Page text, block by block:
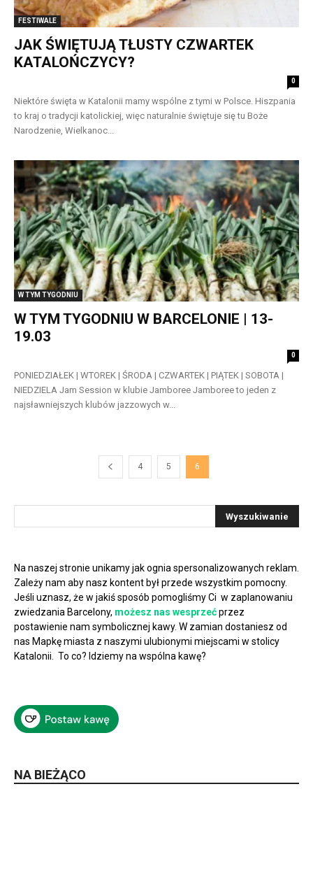
FESTIWALE
JAK ŚWIĘTUJĄ TŁUSTY CZWARTEK
KATALOŃCZYCY?
0
Niektóre święta w Katalonii mamy wspólne z tymi w Polsce. Hiszpania
to kraj o tradycji katolickiej, więc naturalnie świętuje się tu Boże
Narodzenie, Wielkanoc...
W TYM TYGODNIU
W TYM TYGODNIU W BARCELONIE | 13-
19.03
0
PONIEDZIAŁEK | WTOREK | ŚRODA | CZWARTEK | PIĄTEK | SOBOTA |
NIEDZIELA Jam Session w klubie Jamboree Jamboree to jeden z
najsławniejszych klubów jazzowych w...
4 5 6
Na naszej stronie unikamy jak ognia spersonalizowanych reklam.
Zależy nam aby nasz kontent był przede wszystkim pomocny.
Jeśli uznasz, że w jakiś sposób pomogliśmy Ci w zaplanowaniu
zwiedzania Barcelony, możesz nas wesprzećprzez
postawienie nam symbolicznej kawy. W zamian dostaniesz od
nas Mapkę miasta z naszymi ulubionymi miejscami w stolicy
Katalonii. To co? Idziemy na wspólna kawę?
NA BIEŻĄCO